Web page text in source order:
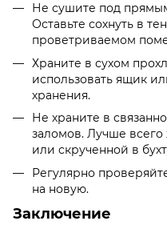
Не сушите под
Оставьте сохнуть в
проветриваемом
Храните в сухом
использовать ящик
хранения.
Не храните в
заломов. Лучше всего
или скрученной в
Регулярно
на новую.
Заключение